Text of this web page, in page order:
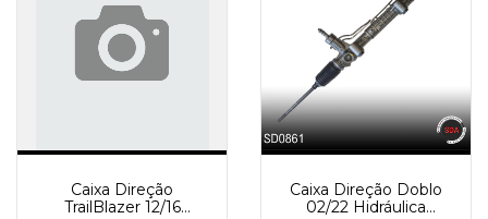
Caixa Direção
TrailBlazer 12/16
Caixa Direção Doblo
02/22 Hidráulica